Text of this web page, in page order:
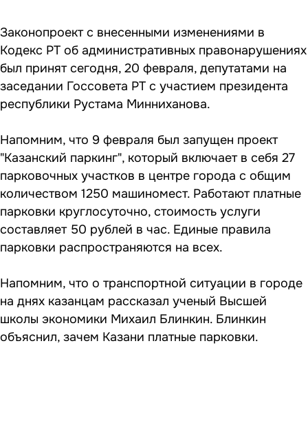
Законопроект с внесенными изменениями в
Кодекс РТ об административных правонарушениях
был принят сегодня, 20 февраля, депутатами на
заседании Госсовета РТ с участием президента
республики Рустама Минниханова.
Напомним, что 9 февраля был запущен проект
"Казанский паркинг", который включает в себя 27
парковочных участков в центре города с общим
количеством 1250 машиномест. Работают платные
парковки круглосуточно, стоимость услуги
составляет 50 рублей в час. Единые правила
парковки распространяются на всех.
Напомним, что о транспортной ситуации в городе
на днях казанцам рассказал ученый Высшей
школы экономики Михаил Блинкин. Блинкин
объяснил, зачем Казани платные парковки.